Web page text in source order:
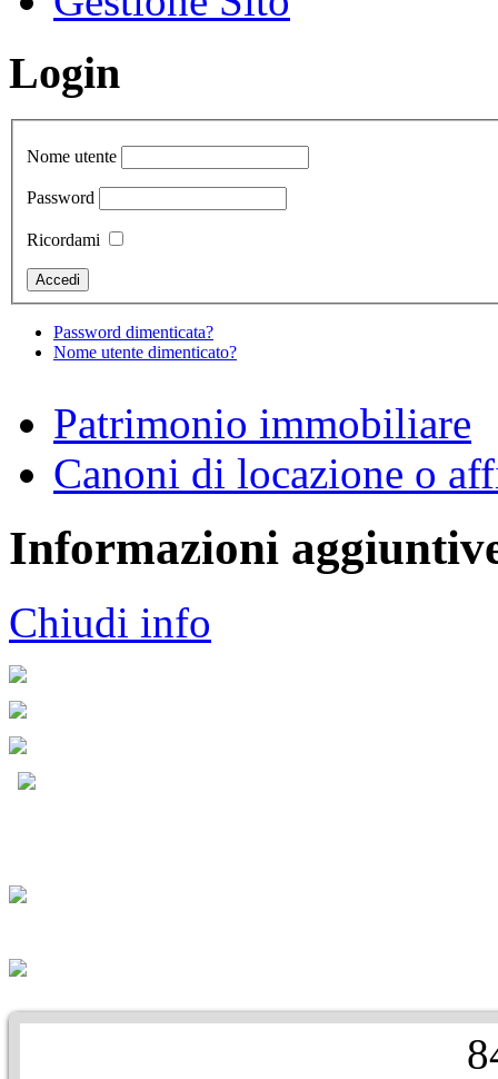
Login
Nome utente
Password
Ricordami
Password dimenticata?
Nome utente dimenticato?
Patrimonio immobiliare
Canoni di locazione o
Informazioni
Chiudi info
8